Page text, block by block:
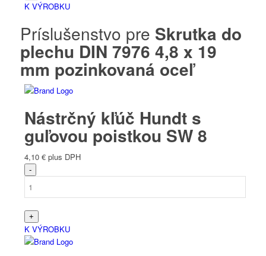
K VÝROBKU
Príslušenstvo pre Skrutka do
plechu DIN 7976 4,8 x 19
mm pozinkovaná oceľ
Nástrčný kľúč Hundt s
guľovou poistkou SW 8
4,10 € plus DPH
K VÝROBKU